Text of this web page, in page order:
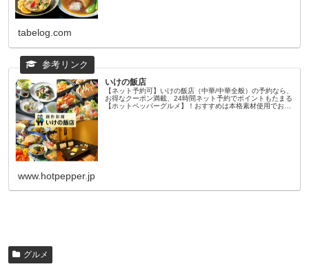
tabelog.com
いけの飯店
【ネット予約可】いけの飯店（中華/中華全般）の予約なら、
お得なクーポン満載、24時間ネット予約でポイントもたまる
【ホットペッパーグルメ】！おすすめは本格素材使用でお腹
www.hotpepper.jp
グルメ